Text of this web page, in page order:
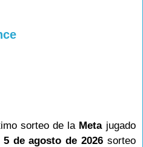
sorteo de la Metajugado
de agosto de 2026sorteo